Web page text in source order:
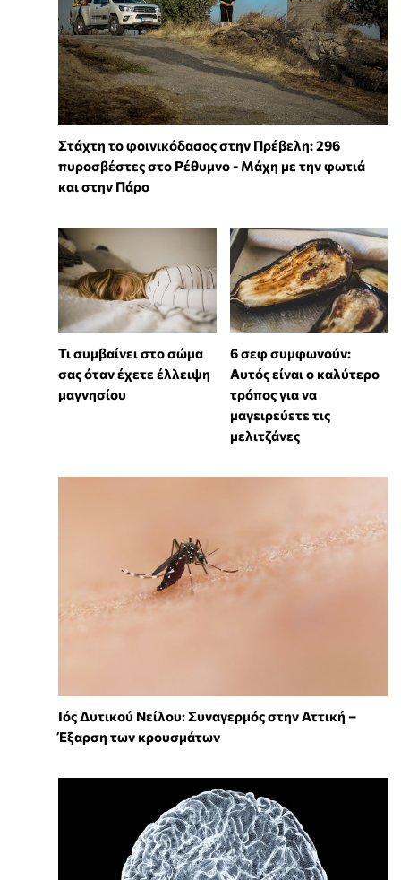
Στάχτη το φοινικόδασος στην Πρέβελη: 296
πυροσβέστες στο Ρέθυμνο - Μάχη με την φωτιά
και στην Πάρο
Τι συμβαίνει στο σώμα
σας όταν έχετε έλλειψη
μαγνησίου
6 σεφ συμφωνούν:
Αυτός είναι ο καλύτερο
τρόπος για να
μαγειρεύετε τις
μελιτζάνες
Ιός Δυτικού Νείλου: Συναγερμός στην Αττική –
Έξαρση των κρουσμάτων